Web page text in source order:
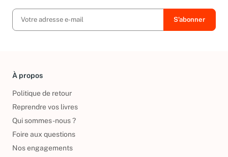
À propos
Politique de retour
Reprendre vos livres
Qui sommes-nous ?
Foire aux questions
Nos engagements